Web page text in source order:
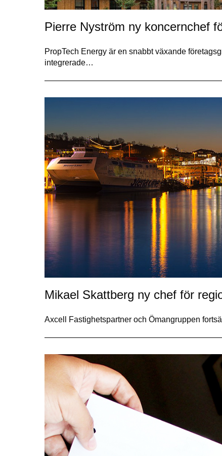
Pierre Nyström ny koncernchef
PropTech Energy är en snabbt växande
integrerade…
Mikael Skattberg ny chef för
Axcell Fastighetspartner och Ömangruppen